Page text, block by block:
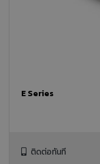
E Series
ติดต่อทันที